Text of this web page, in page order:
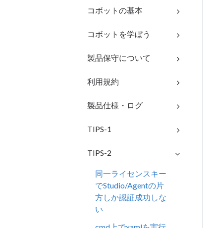
コボットの基本
コボットを学ぼう
製品保守について
利用規約
製品仕様・ログ
TIPS-1
TIPS-2
同一ライセンスキー
でStudio/Agentの片
方しか認証成功しな
い